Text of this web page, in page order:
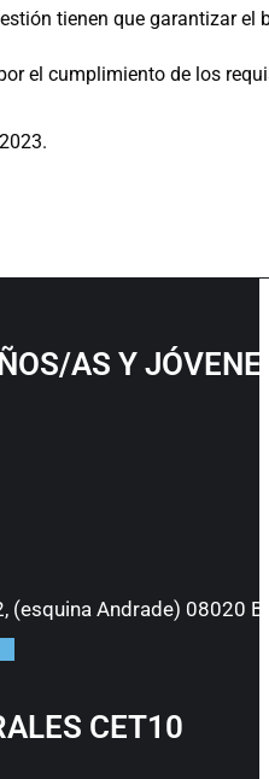
tienen que garantizar
el cumplimiento de los
AS Y
(esquina Andrade) 08020
CET10